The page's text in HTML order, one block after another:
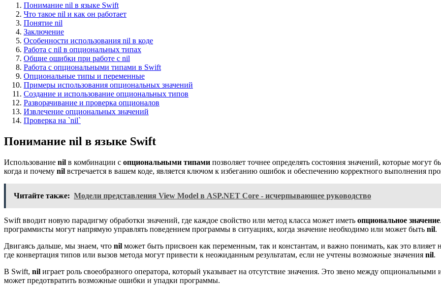
Понимание nil в языке Swift
Что такое nil и как он работает
Понятие nil
Заключение
Особенности использования nil в коде
Работа с nil в опциональных типах
Общие ошибки при работе с nil
Работа с опциональными типами в Swift
Опциональные типы и переменные
Примеры использования опциональных значений
Создание и использование опциональных типов
Разворачивание и проверка опционалов
Извлечение опциональных значений
Проверка на `nil`
Понимание nil в языке Swift
Использование nil в комбинации с опциональными типами позволяет точнее определять состояния значений, которые
когда и почему nil встречается в вашем коде, является ключом к избеганию ошибок и обеспечению корректного выполнения
Читайте также: Модели представления View Model в ASP.NET Core - исчерпывающее руководство
Swift вводит новую парадигму обработки значений, где каждое свойство или метод класса может иметь опциональное значение
программисты могут напрямую управлять поведением программы в ситуациях, когда значение необходимо или может быть nil.
Двигаясь дальше, мы знаем, что nil может быть присвоен как переменным, так и константам, и важно понимать, как это
где конвертация типов или вызов метода могут привести к неожиданным результатам, если не учтены возможные значения nil.
В Swift, nil играет роль своеобразного оператора, который указывает на отсутствие значения. Это звено между
может предотвратить возможные ошибки и упадки программы.